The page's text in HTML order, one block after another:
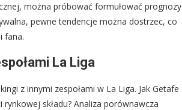
można próbować formułować prognozy
pewne tendencje można dostrzec, co
fana.
La Liga
z innymi zespołami w La Liga. Jak Getafe
składu? Analiza porównawcza